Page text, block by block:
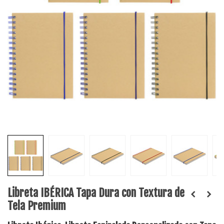
Libreta IBÉRICA Tapa Dura con Textura de
Tela Premium